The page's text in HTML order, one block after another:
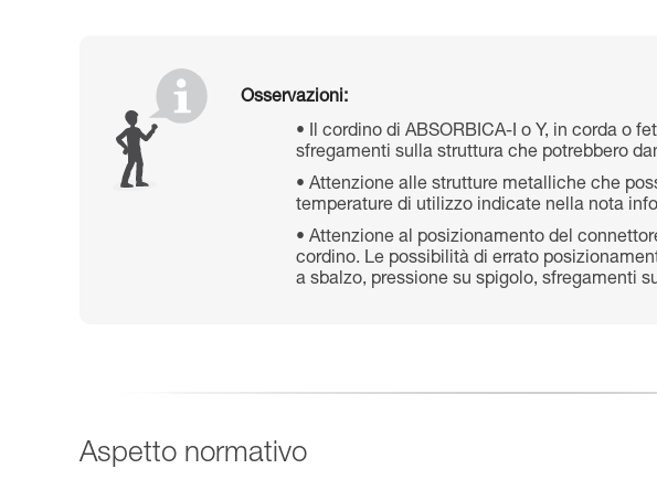
Osservazioni:
Il cordino di ABSORBICA-I o Y, in corda o
sfregamenti sulla struttura che potrebbero
Attenzione alle strutture metalliche che
temperature di utilizzo indicate nella nota
Attenzione al posizionamento del
cordino. Le possibilità di errato
a sbalzo, pressione su spigolo, sfregamenti
Aspetto normativo